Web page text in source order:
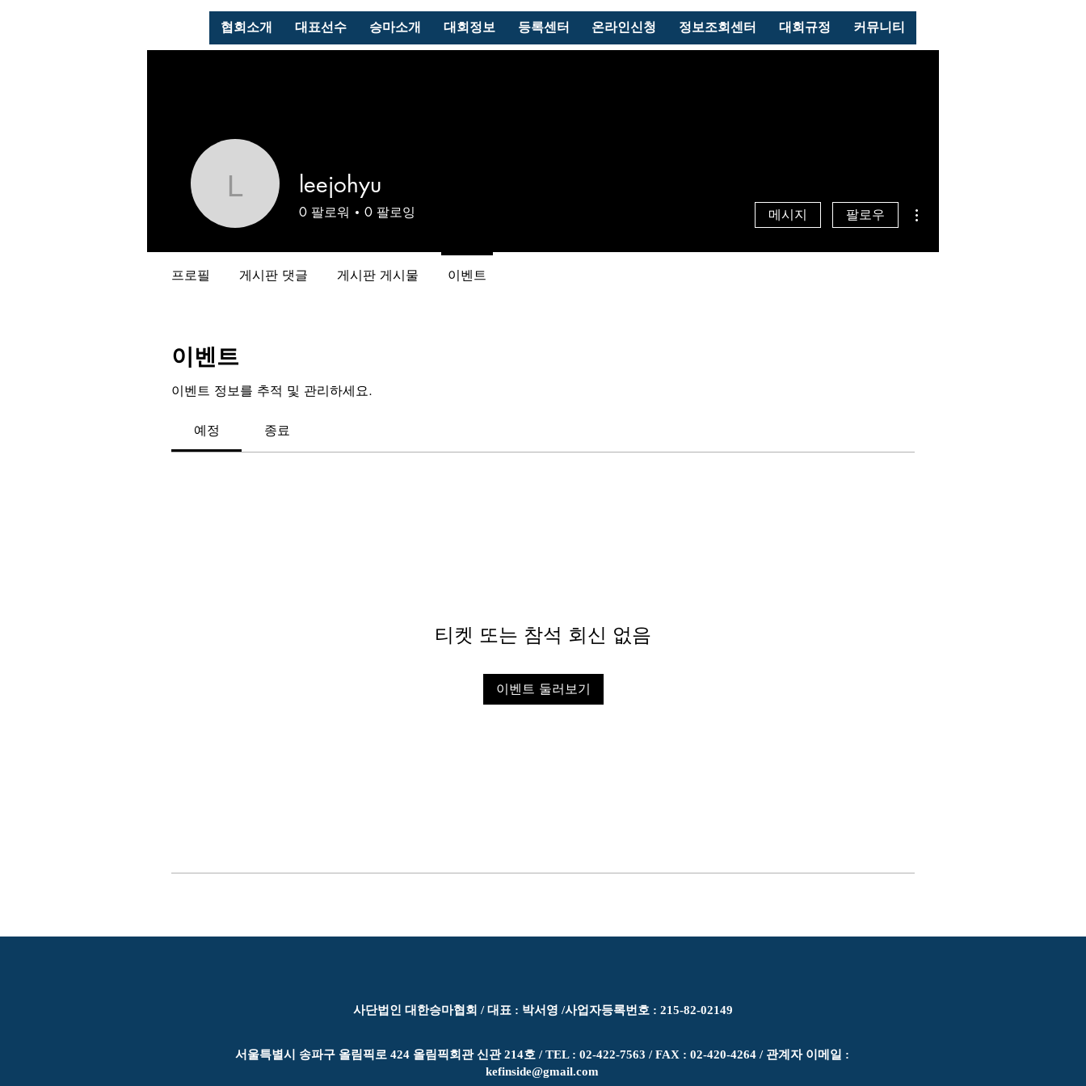
협회소개 대표선수 승마소개 대회정보 등록센터 온라인신청 정보조회센터 대회규정 커뮤니티
이벤트
이벤트 정보를 추적 및 관리하세요.
예정 종료
티켓 또는 참석 회신 없음
이벤트 둘러보기
leejohyuleejohyu
0 팔로워 0 팔로잉 메시지 팔로우
프로필 게시판 댓글 게시판 게시물 이벤트
사단법인 대한승마협회 / 대표 : 박서영 /​사업자등록번호 : 215-82-02149
서울특별시 송파구 올림픽로 424 올림픽회관 신관 214호 /​ TEL : 02-422-7563 / FAX : 02-420-4264 / 관계자 이메일 :
kefinside@gmail.com